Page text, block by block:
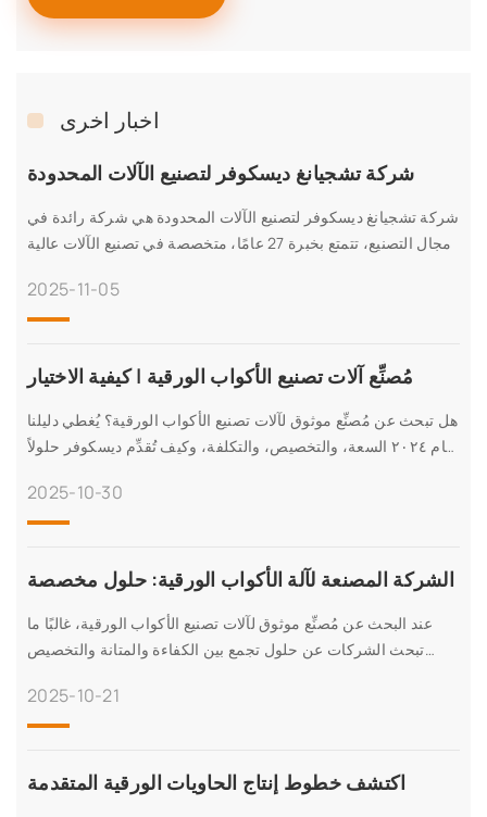
اخبار اخرى
شركة تشجيانغ ديسكوفر لتصنيع الآلات المحدودة
شركة تشجيانغ ديسكوفر لتصنيع الآلات المحدودة هي شركة رائدة في
مجال التصنيع، تتمتع بخبرة 27 عامًا، متخصصة في تصنيع الآلات عالية
وغيرها، ونقدم حلولاً مبتكرة، ونصدر إلى أكثر من 60 دولة، وبطاقة
إنتاجية عالية تصل إلى 100 وحدة شهريًا. اكتشفوا تقنيتنا المتقدمة،
2025-11-05
مُصنِّع آلات تصنيع الأكواب الورقية | كيفية الاختيار
هل تبحث عن مُصنِّع موثوق لآلات تصنيع الأكواب الورقية؟ يُغطي دليلنا
لعام ٢٠٢٤ السعة، والتخصيص، والتكلفة، وكيف تُقدِّم ديسكوفر حلولاً
2025-10-30
الشركة المصنعة لآلة الأكواب الورقية: حلول مخصصة
عند البحث عن مُصنِّع موثوق لآلات تصنيع الأكواب الورقية، غالبًا ما
تبحث الشركات عن حلول تجمع بين الكفاءة والمتانة والتخصيص
2025-10-21
اكتشف خطوط إنتاج الحاويات الورقية المتقدمة